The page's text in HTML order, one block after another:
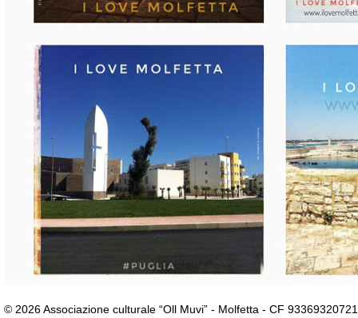
© 2026 Associazione culturale “Oll Muvi” - Molfetta - CF 93369320721